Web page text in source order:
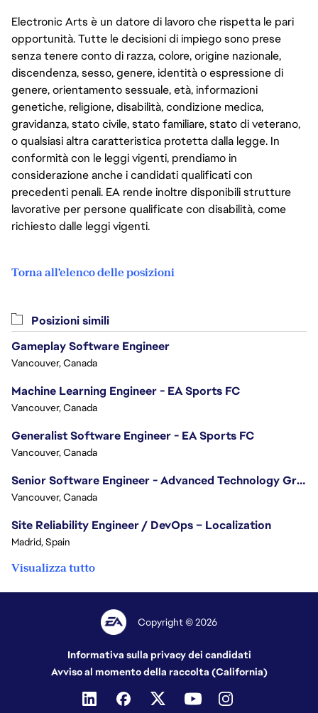
Electronic Arts è un datore di lavoro che rispetta le pari
opportunità. Tutte le decisioni di impiego sono prese
senza tenere conto di razza, colore, origine nazionale,
discendenza, sesso, genere, identità o espressione di
genere, orientamento sessuale, età, informazioni
genetiche, religione, disabilità, condizione medica,
gravidanza, stato civile, stato familiare, stato di veterano,
o qualsiasi altra caratteristica protetta dalla legge. In
conformità con le leggi vigenti, prendiamo in
considerazione anche i candidati qualificati con
precedenti penali. EA rende inoltre disponibili strutture
lavorative per persone qualificate con disabilità, come
richiesto dalle leggi vigenti.
Torna all'elenco delle posizioni
Posizioni simili
Gameplay Software Engineer
Vancouver, Canada
Machine Learning Engineer - EA Sports FC
Vancouver, Canada
Generalist Software Engineer - EA Sports FC
Vancouver, Canada
Senior Software Engineer - Advanced Technology Group
Vancouver, Canada
Site Reliability Engineer / DevOps – Localization
Madrid, Spain
Visualizza tutto
Copyright © 2026
Informativa sulla privacy dei candidati
Avviso al momento della raccolta (California)